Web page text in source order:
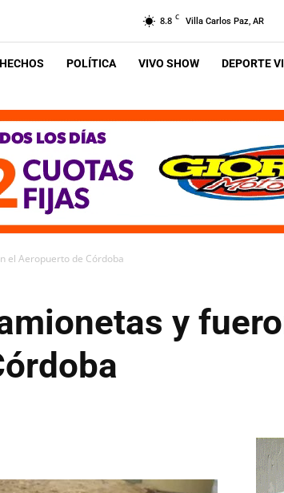
8.8 C Villa Carlos Paz, AR
POLÍTICA VIVO SHOW DEPORTE
el Aeropuerto de Córdoba
y